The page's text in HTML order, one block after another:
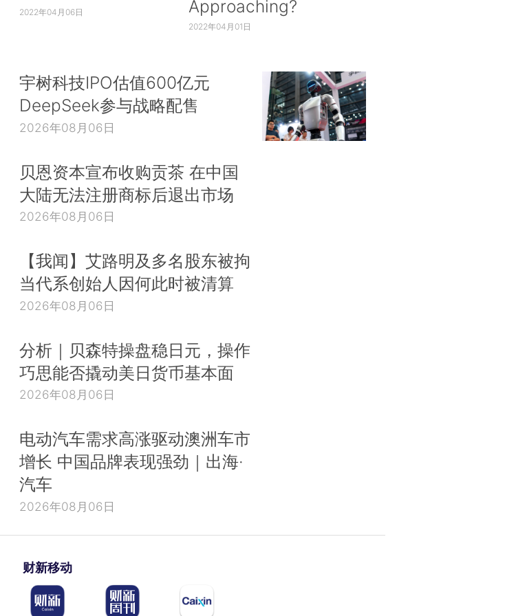
2022年04月06日
Approaching?
2022年04月01日
宇树科技IPO估值600亿元
DeepSeek参与战略配售
2026年08月06日
贝恩资本宣布收购贡茶 在中国
大陆无法注册商标后退出市场
2026年08月06日
【我闻】艾路明及多名股东被拘
当代系创始人因何此时被清算
2026年08月06日
分析｜贝森特操盘稳日元，操作
巧思能否撬动美日货币基本面
2026年08月06日
电动汽车需求高涨驱动澳洲车市
增长 中国品牌表现强劲｜出海·
汽车
2026年08月06日
财新移动